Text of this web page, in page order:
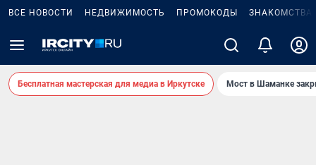
ВСЕ НОВОСТИ НЕДВИЖИМОСТЬ ПРОМОКОДЫ ЗНАКОМСТВА
Бесплатная мастерская для медиа в Иркутске Мост в Шаманке